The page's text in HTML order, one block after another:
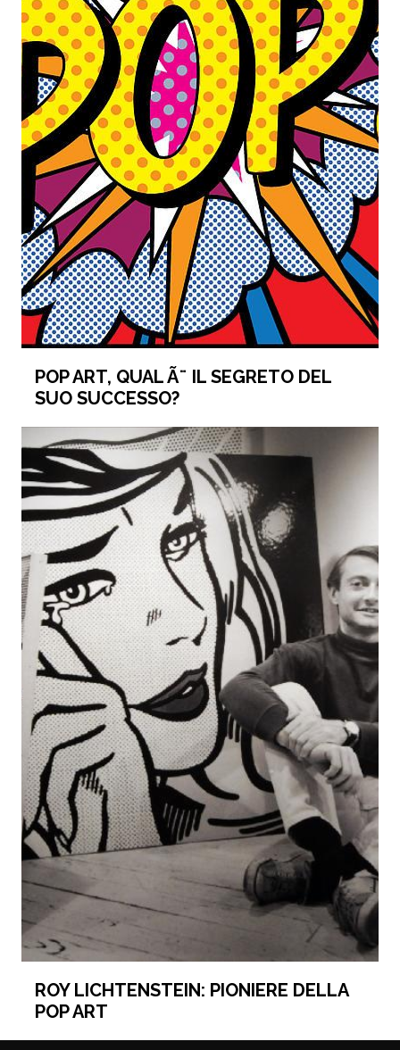
POP ART, QUAL Ã¨ IL SEGRETO DEL
SUO SUCCESSO?
ROY LICHTENSTEIN: PIONIERE DELLA
POP ART